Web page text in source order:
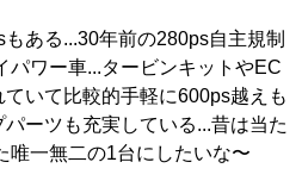
ある...30年前の280ps自主規制
パワー車...タービンキットやEC
いて比較的手軽に600ps越えも
ーツも充実している...昔は当た
唯一無二の1台にしたいな〜